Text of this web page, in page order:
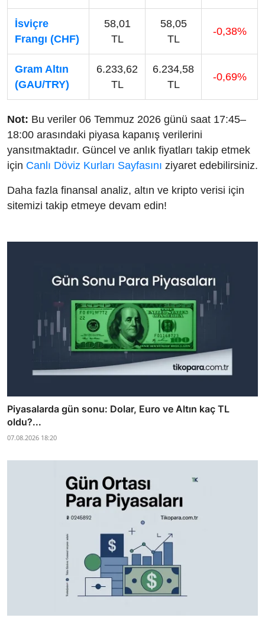
İsviçre
Frangı (CHF)
58,01
TL
58,05
TL
-0,38%
Gram Altın
(GAU/TRY)
6.233,62
TL
6.234,58
TL
-0,69%
Not: Bu veriler 06 Temmuz 2026 günü saat 17:45–
18:00 arasındaki piyasa kapanış verilerini
yansıtmaktadır. Güncel ve anlık fiyatları takip etmek
için Canlı Döviz Kurları Sayfasını ziyaret edebilirsiniz.
Daha fazla finansal analiz, altın ve kripto verisi için
sitemizi takip etmeye devam edin!
Piyasalarda gün sonu: Dolar, Euro ve Altın kaç TL
oldu?...
07.08.2026 18:20